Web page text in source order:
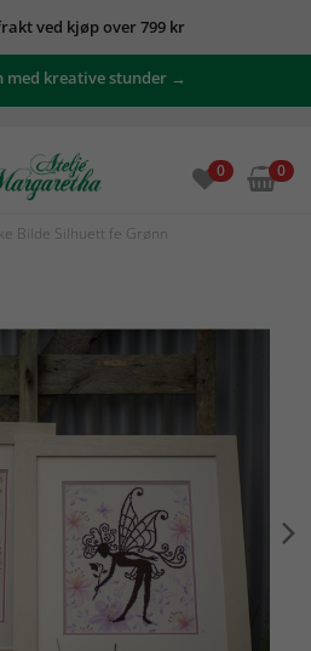
ved kjøp over 799 kr
med kreative stunder →
0 0
Bilde Silhuett fe Grønn